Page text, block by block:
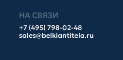
НА СВЯЗИ
+7 (495) 798-02-48
sales@belkiantitela.ru